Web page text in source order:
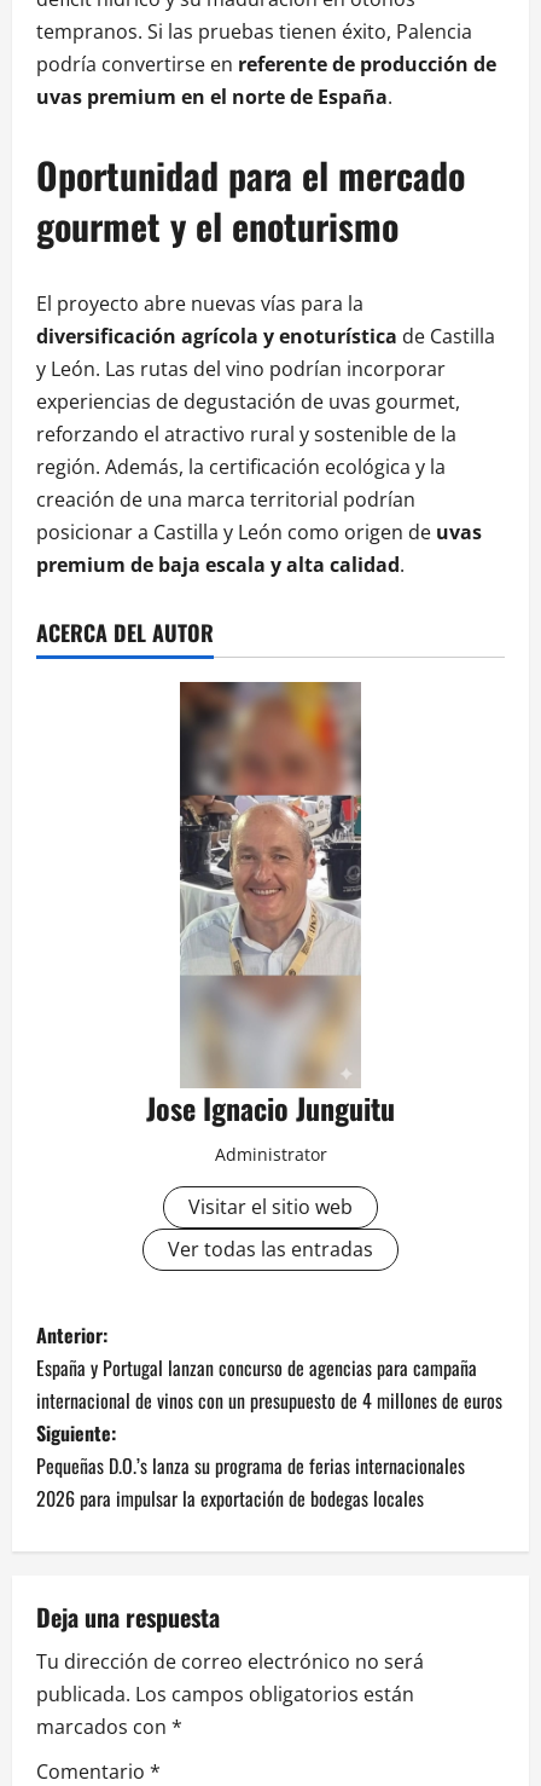
tempranos. Si las pruebas tienen éxito, Palencia
podría convertirse en referente de producción de
uvas premium en el norte de España.
Oportunidad para el mercado
gourmet y el enoturismo
El proyecto abre nuevas vías para la
diversificación agrícola y enoturística de Castilla
y León. Las rutas del vino podrían incorporar
experiencias de degustación de uvas gourmet,
reforzando el atractivo rural y sostenible de la
región. Además, la certificación ecológica y la
creación de una marca territorial podrían
posicionar a Castilla y León como origen de uvas
premium de baja escala y alta calidad.
ACERCA DEL AUTOR
Jose Ignacio Junguitu
Administrator
Visitar el sitio web
Ver todas las entradas
N
a
v
e
g
a
c
i
ó
Anterior:
España y Portugal lanzan concurso de agencias para campaña
internacional de vinos con un presupuesto de 4 millones de euros
Siguiente:
Pequeñas D.O.’s lanza su programa de ferias internacionales
2026 para impulsar la exportación de bodegas locales
Deja una respuesta
Tu dirección de correo electrónico no será
publicada. Los campos obligatorios están
marcados con *
Comentario *